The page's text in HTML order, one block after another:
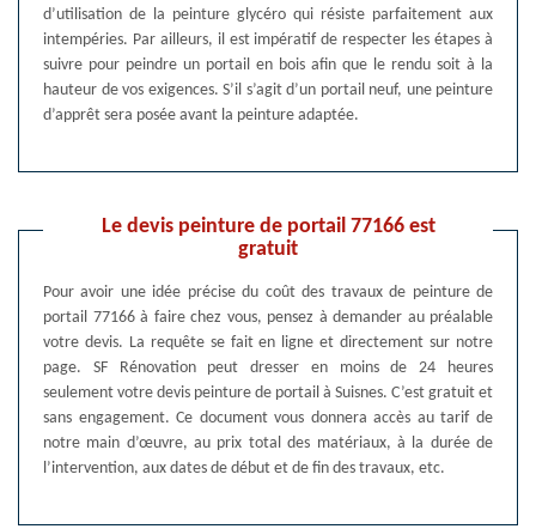
d’utilisation de la peinture glycéro qui résiste parfaitement aux
intempéries. Par ailleurs, il est impératif de respecter les étapes à
suivre pour peindre un portail en bois afin que le rendu soit à la
hauteur de vos exigences. S’il s’agit d’un portail neuf, une peinture
d’apprêt sera posée avant la peinture adaptée.
Le devis peinture de portail 77166 est
gratuit
Pour avoir une idée précise du coût des travaux de peinture de
portail 77166 à faire chez vous, pensez à demander au préalable
votre devis. La requête se fait en ligne et directement sur notre
page. SF Rénovation peut dresser en moins de 24 heures
seulement votre devis peinture de portail à Suisnes. C’est gratuit et
sans engagement. Ce document vous donnera accès au tarif de
notre main d’œuvre, au prix total des matériaux, à la durée de
l’intervention, aux dates de début et de fin des travaux, etc.